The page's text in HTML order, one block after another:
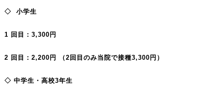
◇ 小学生
1 回目： 3,300 円
2 回目： 2,200 円 （2回目のみ当院で接種3,300 円）
◇ 中学生・高校3年生